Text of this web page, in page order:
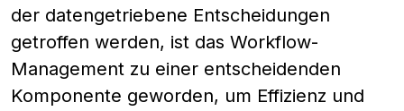
der datengetriebene Entscheidungen
getroffen werden, ist das Workflow-
Management zu einer entscheidenden
Komponente geworden, um Effizienz und